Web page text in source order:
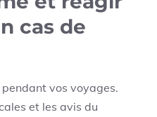
cas de
vos voyages.
et les avis du